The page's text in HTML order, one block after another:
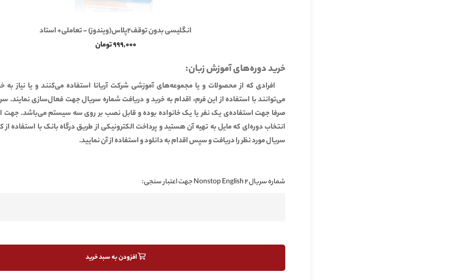
انگلیسی بدون توقف2پلاس(ویندوز) - تعاملی+ استاد
999,000 تومان
خرید دوره‌های آموزش زبان:
افرادی که از محصولات و یا مجموعه‌های آموزشی شرکت آریانا استفاده می‌کنند و یا نیاز به
می‌توانند با استفاده از این فرم، اقدام به خرید و دریافت شماره سریال جهت فعال‌سازی نمایند.
صرفا جهت استفاده‌ی یک نفر یا یک خانواده بوده و قابل نصب بر روی سه سیستم می‌باشد. جهت
انتخاب دوره‌ای که مایل به تهیه آن هستید و پرداخت الکترونیکی از طریق درگاه بانک با استفاده
سریال مورد نظر را دریافت و سپس اقدام به دانلود و استفاده از آن نمایید.
شماره سریال Nonstop English 2 جهت اعتبار سنجی:
افزودن به سبد خرید